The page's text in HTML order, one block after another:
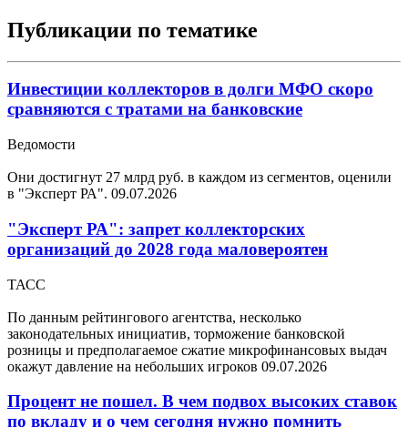
Публикации по тематике
Инвестиции коллекторов в долги МФО скоро
сравняются с тратами на банковские
Ведомости
Они достигнут 27 млрд руб. в каждом из сегментов, оценили
в "Эксперт РА". 09.07.2026
"Эксперт РА": запрет коллекторских
организаций до 2028 года маловероятен
ТАСС
По данным рейтингового агентства, несколько
законодательных инициатив, торможение банковской
розницы и предполагаемое сжатие микрофинансовых выдач
окажут давление на небольших игроков 09.07.2026
Процент не пошел. В чем подвох высоких ставок
по вкладу и о чем сегодня нужно помнить